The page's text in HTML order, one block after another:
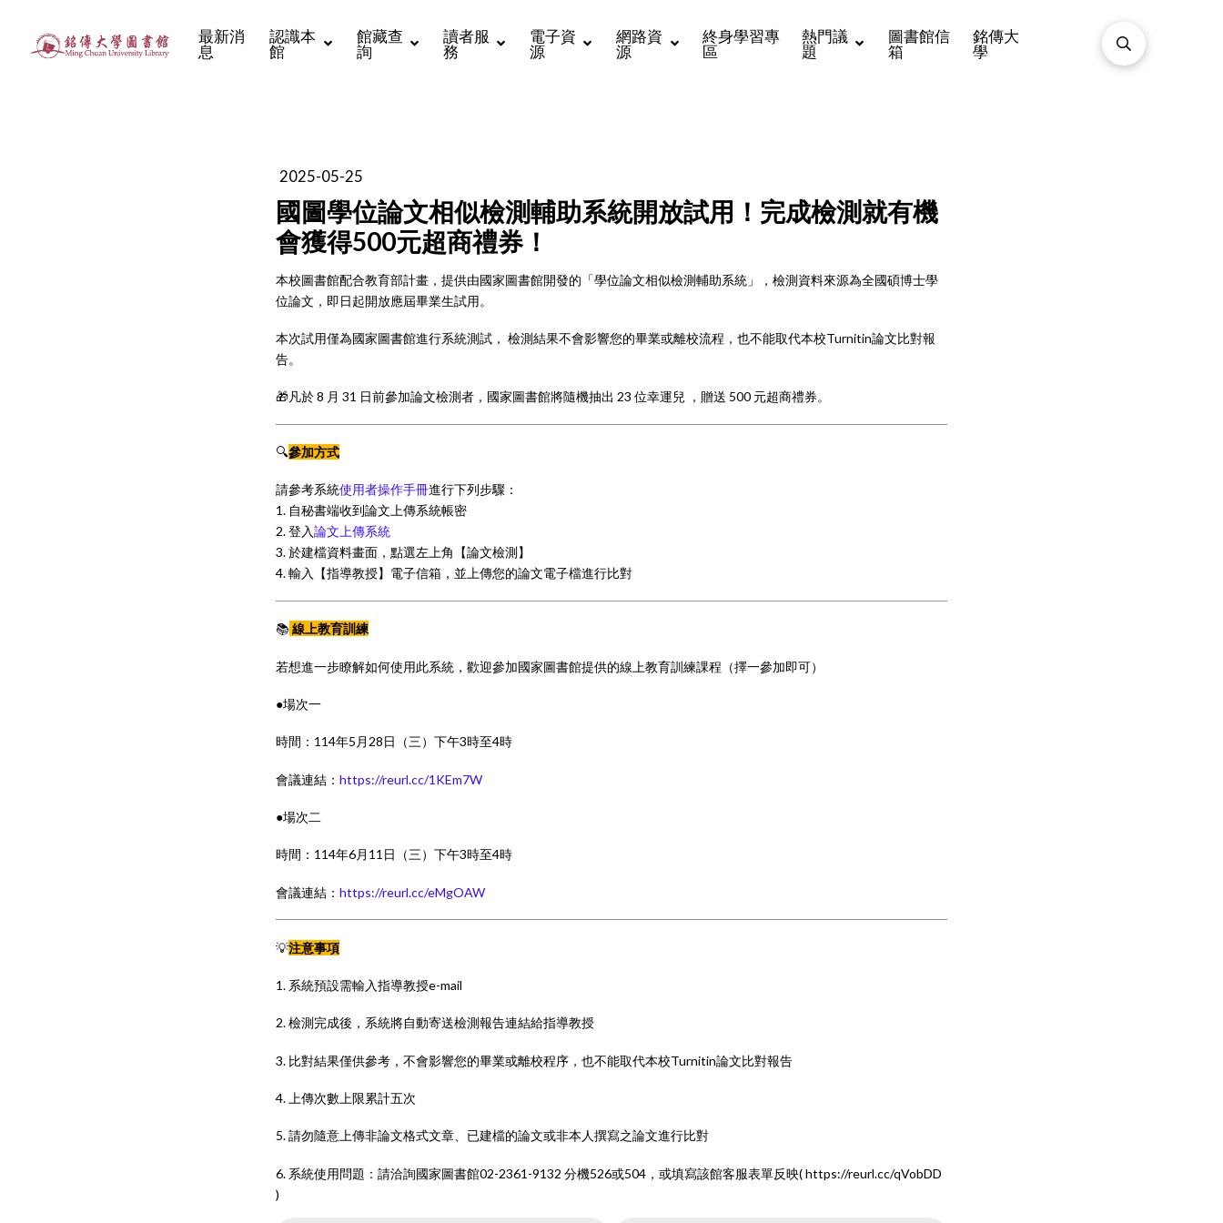
最新消
息
認識本
館
館藏查
詢
讀者服
務
電子資
源
網路資
源
終身學習專
區
熱門議
題
圖書館信
箱
銘傳大
學
2025-05-25
國圖學位論文相似檢測輔助系統開放試用！完成檢測就有機
會獲得500元超商禮券！
本校圖書館配合教育部計畫，提供由國家圖書館開發的「學位論文相似檢測輔助系統」，檢測資料來源為全國碩博士學
位論文，即日起開放應屆畢業生試用。
本次試用僅為國家圖書館進行系統測試， 檢測結果不會影響您的畢業或離校流程，也不能取代本校Turnitin論文比對報
告。
🎁凡於 8 月 31 日前參加論文檢測者，國家圖書館將隨機抽出 23 位幸運兒 ，贈送 500 元超商禮券。
🔍參加方式
請參考系統使用者操作手冊進行下列步驟：
1. 自秘書端收到論文上傳系統帳密
2. 登入論文上傳系統
3. 於建檔資料畫面，點選左上角【論文檢測】
4. 輸入【指導教授】電子信箱，並上傳您的論文電子檔進行比對
📚線上教育訓練
若想進一步瞭解如何使用此系統，歡迎參加國家圖書館提供的線上教育訓練課程（擇一參加即可）
●場次一
時間：114年5月28日（三）下午3時至4時
會議連結：https://reurl.cc/1KEm7W
●場次二
時間：114年6月11日（三）下午3時至4時
會議連結：https://reurl.cc/eMgOAW
💡注意事項
1. 系統預設需輸入指導教授e-mail
2. 檢測完成後，系統將自動寄送檢測報告連結給指導教授
3. 比對結果僅供參考，不會影響您的畢業或離校程序，也不能取代本校Turnitin論文比對報告
4. 上傳次數上限累計五次
5. 請勿隨意上傳非論文格式文章、已建檔的論文或非本人撰寫之論文進行比對
6. 系統使用問題：請洽詢國家圖書館02-2361-9132 分機526或504，或填寫該館客服表單反映( https://reurl.cc/qVobDD
)